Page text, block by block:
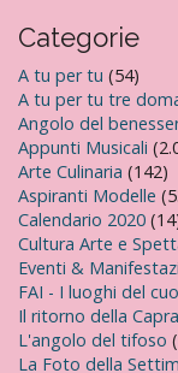
Categorie
A tu per tu (54)
A tu per tu tre
Angolo del
Appunti Musicali
Arte Culinaria (142)
Aspiranti Modelle
Calendario 2020
Cultura Arte e
Eventi &
FAI - I luoghi del
Il ritorno della
L'angolo del tifoso
La Foto della